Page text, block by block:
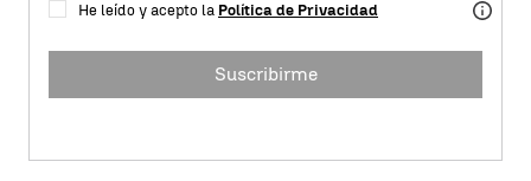
He leído y acepto la Política de Privacidad
Suscribirme